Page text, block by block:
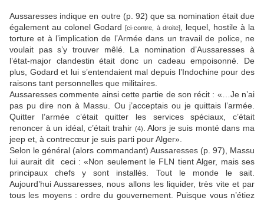
Aussaresses indique en outre (p. 92) que sa nomination était due
également au colonel Godard[ci-contre, à droite], lequel, hostile à la
torture et à l’implication de l’Armée dans un travail de police, ne
voulait pas s’y trouver mêlé. La nomination d’Aussaresses à
l’état-major clandestin était donc un cadeau empoisonné. De
plus, Godard et lui s’entendaient mal depuis l’Indochine pour des
raisons tant personnelles que militaires.
Aussaresses commente ainsi cette partie de son récit : «…Je n’ai
pas pu dire non à Massu. Ou j’acceptais ou je quittais l’armée.
Quitter l’armée c’était quitter les services spéciaux, c’était
renoncer à un idéal, c’était trahir (4)
. Alors je suis monté dans ma
jeep et, à contrecœur je suis parti pour Alger».
Selon le général (alors commandant) Aussaresses (p. 97), Massu
lui aurait dit ceci : «Non seulement le FLN tient Alger, mais ses
principaux chefs y sont installés. Tout le monde le sait.
Aujourd’hui Aussaresses, nous allons les liquider, très vite et par
tous les moyens : ordre du gouvernement. Puisque vous n’étiez